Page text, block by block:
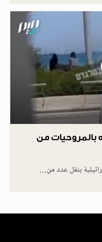
بالمروحيات من
بنقل عدد من…